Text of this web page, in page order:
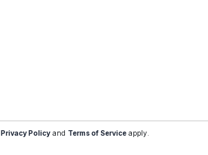
Privacy Policy and Terms of Service apply.